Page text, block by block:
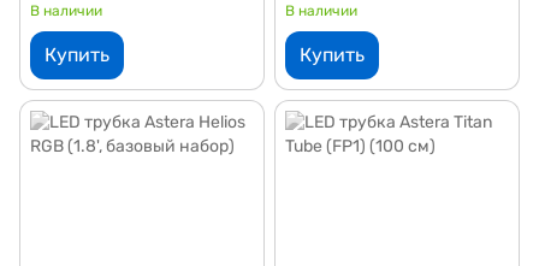
В наличии
Купить
В наличии
Купить